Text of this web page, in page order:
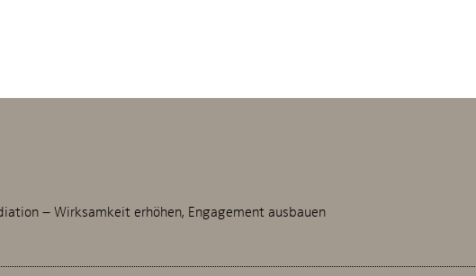
– Wirksamkeit erhöhen, Engagement ausbauen